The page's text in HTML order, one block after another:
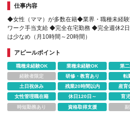
仕事内容
◆女性（ママ）が多数在籍◆業界・職種未経
ワーク手当支給 ◆完全在宅勤務 ◆完全週休2
は少なめ（月10時間～20時間）
アピールポイント
職種未経験OK 業種未経験OK 第
経験者限定
研修・教育あり 転
土日祝休み
残業20時間以内 産育
女性管理職在籍
休日120日～ 育
時短勤務あり
資格取得支援